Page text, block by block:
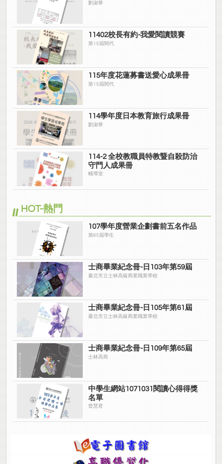
劉淑華
11402校長有約-我愛閱讀競賽
第15屆閱代
115年度花蓮募書送愛心成果冊
第15屆閱代
114學年度日本教育旅行成果冊
劉淑華
114-2 全校教職員特教暨自殺防治
守門人成果冊
輔導室
HOT-熱門
107學年度營業企劃書前五名作品
第65屆學生
士商畢業紀念冊-日103年第59屆
臺北市立士林高級商業職業學校
士商畢業紀念冊-日105年第61屆
臺北市立士林高級商業職業學校
士商畢業紀念冊-日109年第65屆
士林高商
中學生網站1071031閱讀心得得獎
名單
曾慧君